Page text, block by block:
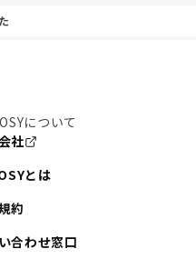
について
社
とは
約
合わせ窓口